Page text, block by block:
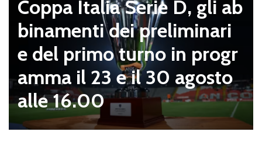
Coppa Italia Serie D, gli ab
binamenti dei preliminari
e del primo turno in progr
amma il 23 e il 30 agosto
alle 16.00